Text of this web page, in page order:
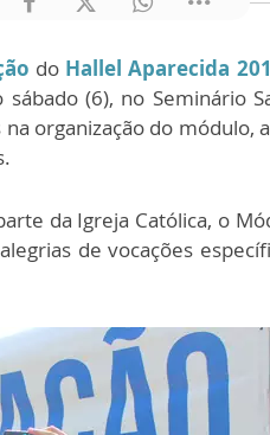
do Hallel Aparecida
(6), no Seminário
organização do módulo,
da Igreja Católica, o
de vocações